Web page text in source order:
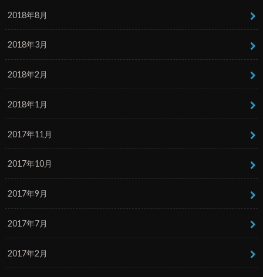
2018年8月
2018年3月
2018年2月
2018年1月
2017年11月
2017年10月
2017年9月
2017年7月
2017年2月